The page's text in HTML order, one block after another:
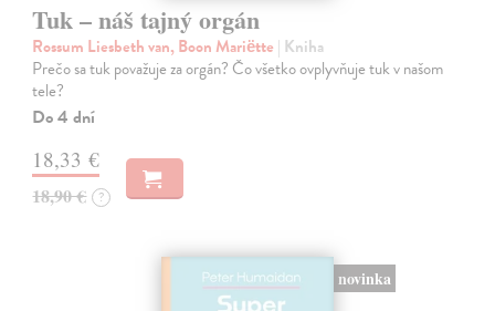
Tuk – náš tajný orgán
Rossum Liesbeth van, Boon Mariëtte | Kniha
Prečo sa tuk považuje za orgán? Čo všetko ovplyvňuje tuk v našom
tele?
Do 4 dní
18,33 €
18,90 € ?
novinka